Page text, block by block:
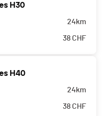
H30
24km
38 CHF
H40
24km
38 CHF